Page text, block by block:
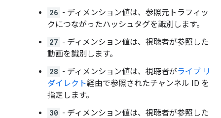
26 - ディメンション値は、参照元トラフィッ
クにつながったハッシュタグを識別します。
27 - ディメンション値は、視聴者が参照した
動画を識別します。
28 - ディメンション値は、視聴者がライブ リ
ダイレクト経由で参照されたチャンネル ID を
指定します。
30 - ディメンション値は、視聴者が参照した